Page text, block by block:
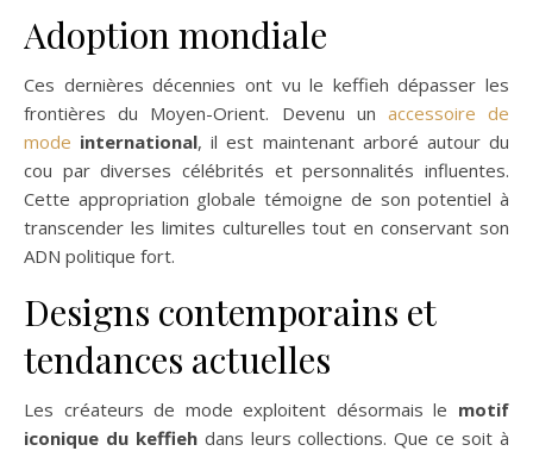
Adoption mondiale
Ces dernières décennies ont vu le keffieh dépasser les
frontières du Moyen-Orient. Devenu un accessoire de
mode international, il est maintenant arboré autour du
cou par diverses célébrités et personnalités influentes.
Cette appropriation globale témoigne de son potentiel à
transcender les limites culturelles tout en conservant son
ADN politique fort.
Designs contemporains et
tendances actuelles
Les créateurs de mode exploitent désormais le motif
iconique du keffiehdans leurs collections. Que ce soit à